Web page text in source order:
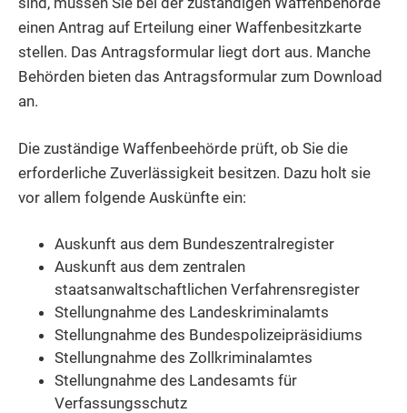
einen Antrag auf Erteilung einer Waffenbesitzkarte
stellen. Das Antragsformular liegt dort aus. Manche
Behörden bieten das Antragsformular zum Download
an.
Die zuständige Waffenbeehörde prüft, ob Sie die
erforderliche Zuverlässigkeit besitzen. Dazu holt sie
vor allem folgende Auskünfte ein:
Auskunft aus dem Bundeszentralregister
Auskunft aus dem zentralen
staatsanwaltschaftlichen Verfahrensregister
Stellungnahme des Landeskriminalamts
Stellungnahme des Bundespolizeipräsidiums
Stellungnahme des Zollkriminalamtes
Stellungnahme des Landesamts für
Verfassungsschutz